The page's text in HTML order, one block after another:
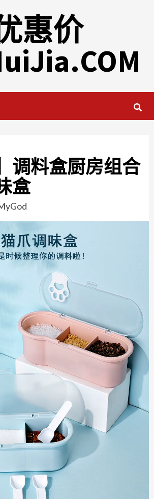
惠价
调料盒厨房组合
盒